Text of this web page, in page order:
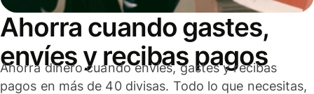
Ahorra cuando gastes,
envíes y recibas pagos
Ahorra dinero cuando envíes, gastes y recibas
pagos en más de 40 divisas. Todo lo que necesitas,